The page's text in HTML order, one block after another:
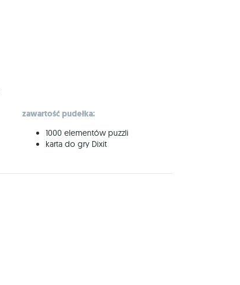
zawartość pudełka:
1000 elementów puzzli
karta do gry Dixit